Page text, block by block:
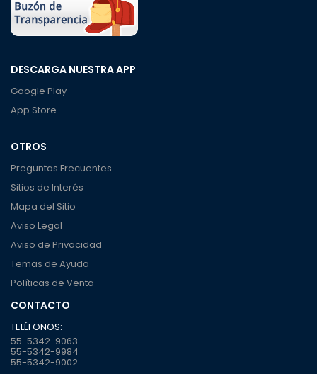
DESCARGA NUESTRA APP
Google Play
App Store
OTROS
Preguntas Frecuentes
Sitios de Interés
Mapa del Sitio
Aviso Legal
Aviso de Privacidad
Temas de Ayuda
Políticas de Venta
CONTACTO
TELÉFONOS:
55-5342-9063
55-5342-9984
55-5342-9002